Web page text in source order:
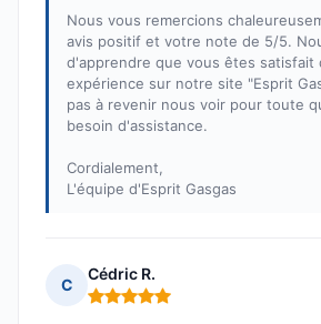
Nous vous remercions
avis positif et votre note de 5/5.
d'apprendre que vous êtes satisfait
expérience sur notre site "Esprit
pas à revenir nous voir pour toute
besoin d'assistance.
Cordialement,
L'équipe d'Esprit Gasgas
C
Cédric R.
Note : 5 sur 5